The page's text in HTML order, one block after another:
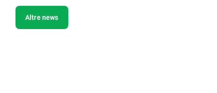
Altre news